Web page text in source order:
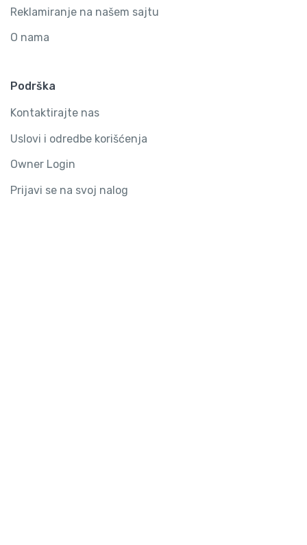
Reklamiranje na našem sajtu
O nama
Podrška
Kontaktirajte nas
Uslovi i odredbe korišćenja
Owner Login
Prijavi se na svoj nalog